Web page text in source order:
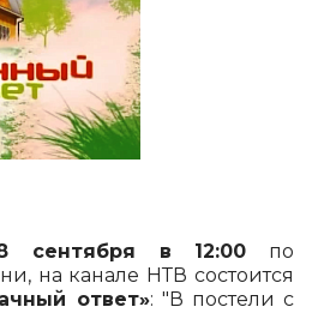
сентября в 12:00 по
на канале НТВ состоится
ответ»: "В постели с